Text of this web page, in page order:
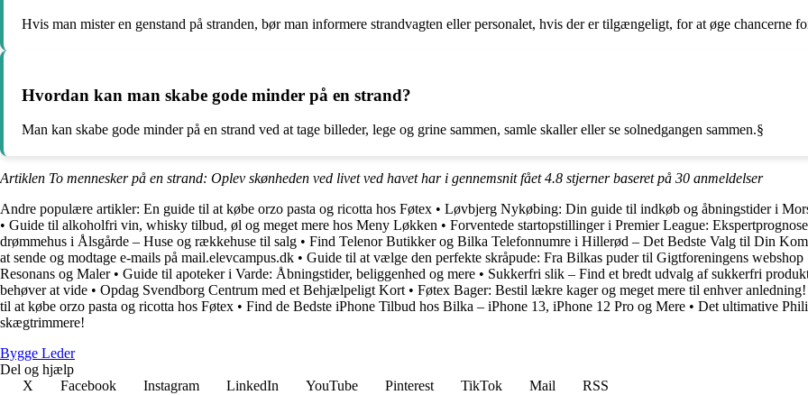
Hvis man mister en genstand på stranden, bør man informere strandvagten eller personalet, hvis der er tilgængeligt, for at øge chancerne
Hvordan kan man skabe gode minder på en strand?
Man kan skabe gode minder på en strand ved at tage billeder, lege og grine sammen, samle skaller eller se solnedgangen sammen.§
Artiklen To mennesker på en strand: Oplev skønheden ved livet ved havet har i gennemsnit fået4.8 stjerner baseret på 30 anmeldelser
Andre populære artikler: En guide til at købe orzo pasta og ricotta hos Føtex • Løvbjerg Nykøbing: Din guide til indkøb og åbningstider i
• Guide til alkoholfri vin, whisky tilbud, øl og meget mere hos Meny Løkken • Forventede startopstillinger i Premier League:
drømmehus i Ålsgårde – Huse og rækkehuse til salg • Find Telenor Butikker og Bilka Telefonnumre i Hillerød – Det Bedste Valg til Din
at sende og modtage e-mails på mail.elevcampus.dk • Guide til at vælge den perfekte skråpude: Fra Bilkas puder til Gigtforeningens webshop
Resonans og Maler• Guide til apoteker i Varde: Åbningstider, beliggenhed og mere • Sukkerfri slik – Find et bredt udvalg af sukkerfri
behøver at vide • Opdag Svendborg Centrum med et Behjælpeligt Kort • Føtex Bager: Bestil lækre kager og meget mere til enhver anledning!
til at købe orzo pasta og ricotta hos Føtex • Find de Bedste iPhone Tilbud hos Bilka – iPhone 13, iPhone 12 Pro og Mere • Det ultimative
skægtrimmere!
Bygge Leder
Del og hjælp
X
Facebook Instagram LinkedIn YouTube Pinterest TikTok Mail
RSS